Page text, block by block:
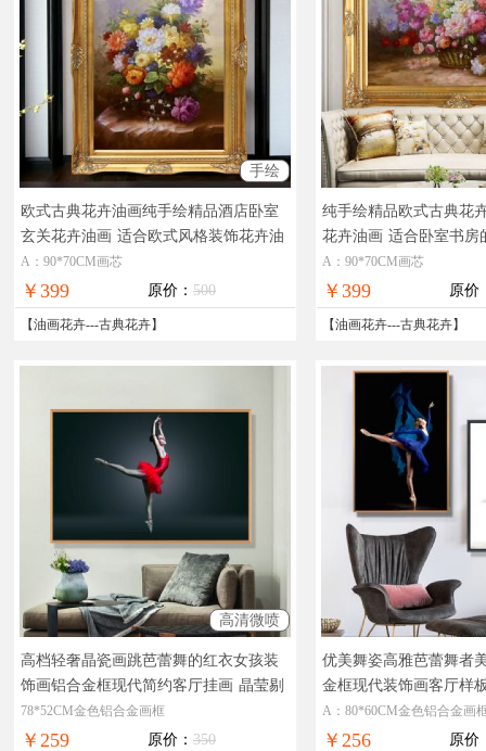
手绘
欧式古典花卉油画纯手绘精品酒店卧室
玄关花卉油画 适合欧式风格装饰花卉油
画
A：90*70CM画芯
￥399 原价： 500
【油画花卉---古典花卉】
纯手绘精品欧式古典花
花卉油画 适合卧室书房
A：90*70CM画芯
￥399 原价
【油画花卉---古典花卉】
高清微喷
高档轻奢晶瓷画跳芭蕾舞的红衣女孩装
饰画铝合金框现代简约客厅挂画 晶莹剔
透奢华极致工厂直销十五天无理由退换
78*52CM金色铝合金画框
￥259 原价： 350
优美舞姿高雅芭蕾舞者
金框现代装饰画客厅样
剔透奢华极致工厂直销
换
A：80*60CM金色铝合金画
￥256 原价